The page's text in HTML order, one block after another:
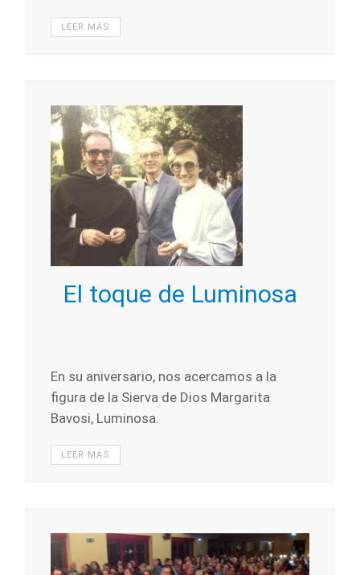
LEER MÁS
El toque de Luminosa
En su aniversario, nos acercamos a la
figura de la Sierva de Dios Margarita
Bavosi, Luminosa.
LEER MÁS